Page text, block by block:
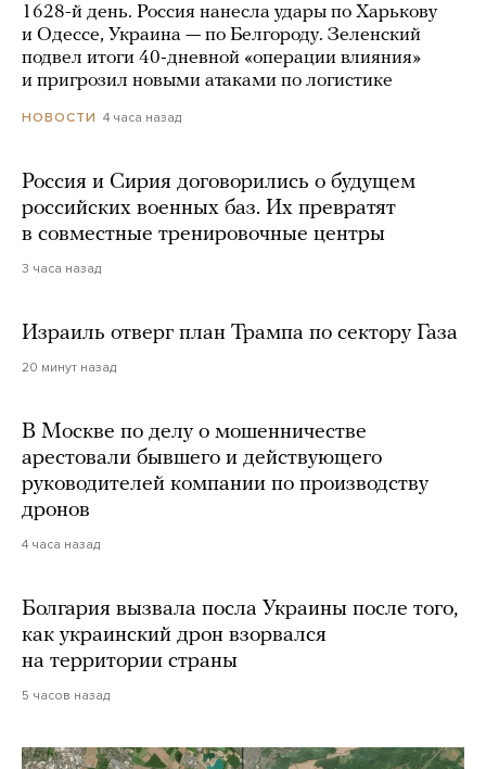
1628-й день. Россия нанесла удары по Харькову
и Одессе, Украина — по Белгороду. Зеленский
подвел итоги 40-дневной «операции влияния»
и пригрозил новыми атаками по логистике
НОВОСТИ 4 часа назад
Россия и Сирия договорились о будущем
российских военных баз. Их превратят
в совместные тренировочные центры
3 часа назад
Израиль отверг план Трампа по сектору Газа
20 минут назад
В Москве по делу о мошенничестве
арестовали бывшего и действующего
руководителей компании по производству
дронов
4 часа назад
Болгария вызвала посла Украины после того,
как украинский дрон взорвался
на территории страны
5 часов назад